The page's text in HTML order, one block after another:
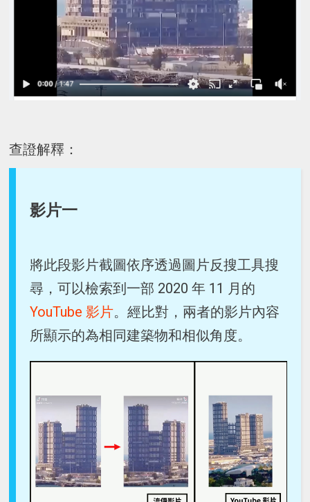
查證解釋：
影片一
將此段影片截圖依序透過圖片反搜工具搜
尋，可以檢索到一部 2020 年 11 月的
YouTube 影片。經比對，兩者的影片內容
所顯示的為相同建築物和相似角度。